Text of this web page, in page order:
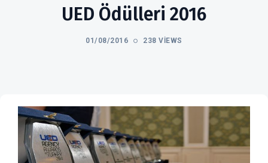
UED Ödülleri 2016
01/08/2016 238 VIEWS